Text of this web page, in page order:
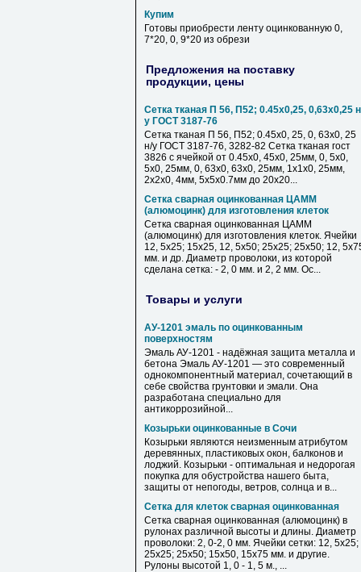
Купим
Готовы приобрести ленту оцинкованную 0,
7*20, 0, 9*20 из обрези
Предложения на поставку
продукции, цены
Сетка тканая П 56, П52; 0.45х0,25, 0,63х0,25
у ГОСТ 3187-76
Сетка тканая П 56, П52; 0.45х0, 25, 0, 63х0, 25
н/у ГОСТ 3187-76, 3282-82 Сетка тканая гост
3826 с ячейкой от 0.45х0, 45х0, 25мм, 0, 5х0,
5х0, 25мм, 0, 63х0, 63х0, 25мм, 1х1х0, 25мм,
2х2х0, 4мм, 5х5х0.7мм до 20х20...
Сетка сварная оцинкованная ЦАММ
(алюмоцинк) для изготовления клеток
Сетка сварная оцинкованная ЦАММ
(алюмоцинк) для изготовления клеток. Ячейки
12, 5х25; 15х25, 12, 5х50; 25х25; 25х50; 12,
мм. и др. Диаметр проволоки, из которой
сделана сетка: - 2, 0 мм. и 2, 2 мм. Ос...
Товары и услуги
АУ-1201 эмаль по оцинкованным
поверхностям
Эмаль АУ-1201 - надёжная защита металла и
бетона Эмаль АУ-1201 — это современный
однокомпонентный материал, сочетающий в
себе свойства грунтовки и эмали. Она
разработана специально для
антикоррозийной...
Козырьки оцинкованные в Сочи
Козырьки являются неизменным атрибутом
деревянных, пластиковых окон, балконов и
лоджий. Козырьки - оптимальная и недорогая
покупка для обустройства нашего быта,
защиты от непогоды, ветров, солнца и в...
Сетка для клеток сварная оцинкованная
Сетка сварная оцинкованная (алюмоцинк) в
рулонах различной высоты и длины. Диаметр
проволоки: 2, 0-2, 0 мм. Ячейки сетки: 12, 5х25;
25х25; 25х50; 15х50, 15х75 мм. и другие.
Рулоны высотой 1, 0 - 1, 5 м., ...